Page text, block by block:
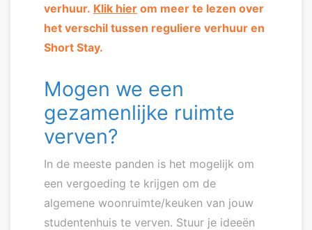
verhuur. Klik hier om meer te lezen over
het verschil tussen reguliere verhuur en
Short Stay.
Mogen we een
gezamenlijke ruimte
verven?
In de meeste panden is het mogelijk om
een vergoeding te krijgen om de
algemene woonruimte/keuken van jouw
studentenhuis te verven. Stuur je ideeën